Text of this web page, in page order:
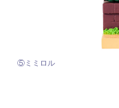
⑤ミミロル